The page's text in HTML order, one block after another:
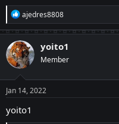
R
e
a
c
t
i
o
n
s
:
ajedres8808
yoito1
Member
Jan 14, 2022
yoito1